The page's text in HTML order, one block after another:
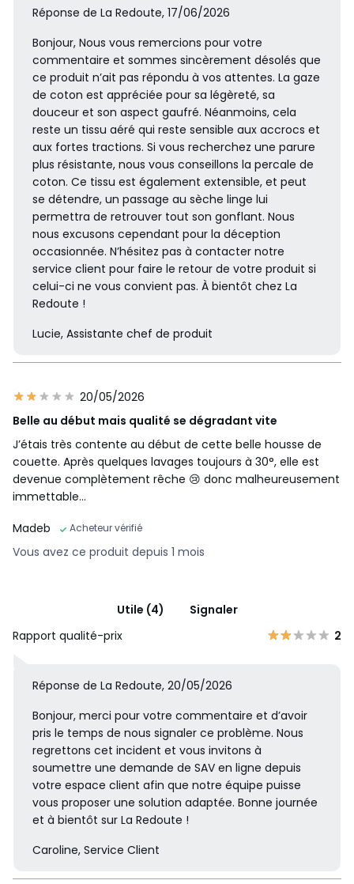
Réponse de La Redoute, 17/06/2026
Bonjour, Nous vous remercions pour votre
commentaire et sommes sincèrement désolés que
ce produit n’ait pas répondu à vos attentes. La gaze
de coton est appréciée pour sa légèreté, sa
douceur et son aspect gaufré. Néanmoins, cela
reste un tissu aéré qui reste sensible aux accrocs et
aux fortes tractions. Si vous recherchez une parure
plus résistante, nous vous conseillons la percale de
coton. Ce tissu est également extensible, et peut
se détendre, un passage au sèche linge lui
permettra de retrouver tout son gonflant. Nous
nous excusons cependant pour la déception
occasionnée. N’hésitez pas à contacter notre
service client pour faire le retour de votre produit si
celui-ci ne vous convient pas. À bientôt chez La
Redoute !
Lucie, Assistante chef de produit
20/05/2026
Belle au début mais qualité se dégradant vite
J’étais très contente au début de cette belle housse de
couette. Après quelques lavages toujours à 30°, elle est
devenue complètement rêche 😢 donc malheureusement
immettable…
Madeb
Acheteur vérifié
Vous avez ce produit depuis 1 mois
Utile (4)
Signaler
Rapport qualité-prix
2
Réponse de La Redoute, 20/05/2026
Bonjour, merci pour votre commentaire et d’avoir
pris le temps de nous signaler ce problème. Nous
regrettons cet incident et vous invitons à
soumettre une demande de SAV en ligne depuis
votre espace client afin que notre équipe puisse
vous proposer une solution adaptée. Bonne journée
et à bientôt sur La Redoute !
Caroline, Service Client